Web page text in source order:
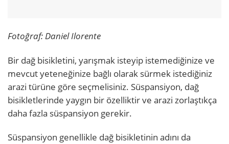
Fotoğraf: Daniel Ilorente
Bir dağ bisikletini, yarışmak isteyip istemediğinize ve
mevcut yeteneğinize bağlı olarak sürmek istediğiniz
arazi türüne göre seçmelisiniz. Süspansiyon, dağ
bisikletlerinde yaygın bir özelliktir ve arazi zorlaştıkça
daha fazla süspansiyon gerekir.
Süspansiyon genellikle dağ bisikletinin adını da